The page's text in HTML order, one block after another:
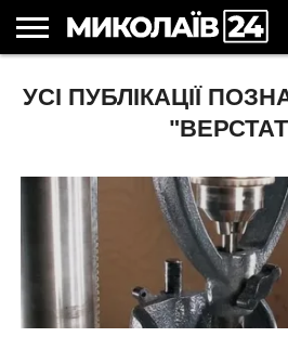
НОВИНИ
НОВИНИ
МИКОЛАЄВА
МИКОЛАЇВСЬКА
ОБЛАСТЬ
НОВИНИ
СПОРТУ
УКРАЇНА
ТА СВІТ
НОВИНИ
КОМПАНІЙ
АСТРОЛОГІЯ
СВЯТА
В
КОРИСНІ
СТАТТІ
УСІ ПУБЛІКАЦІЇ